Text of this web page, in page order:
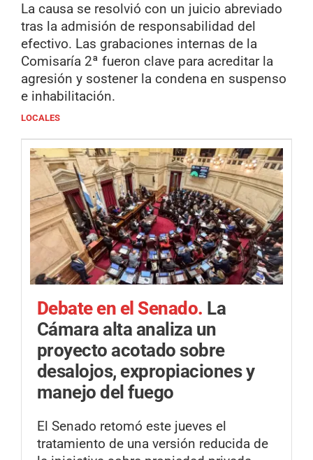
La causa se resolvió con un juicio abreviado
tras la admisión de responsabilidad del
efectivo. Las grabaciones internas de la
Comisaría 2ª fueron clave para acreditar la
agresión y sostener la condena en suspenso
e inhabilitación.
LOCALES
Debate en el Senado. La
Cámara alta analiza un
proyecto acotado sobre
desalojos, expropiaciones y
manejo del fuego
El Senado retomó este jueves el
tratamiento de una versión reducida de